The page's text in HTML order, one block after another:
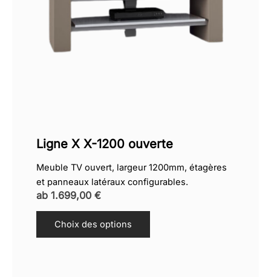
Ligne X X-1200 ouverte
Meuble TV ouvert, largeur 1200mm, étagères
et panneaux latéraux configurables.
ab 1.699,00 €
Choix des options